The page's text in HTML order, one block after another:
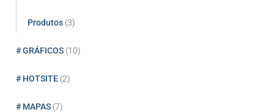
Produtos (3)
# GRÁFICOS (10)
# HOTSITE (2)
# MAPAS (7)